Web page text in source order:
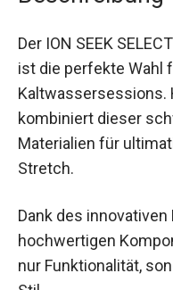
Der ION SEEK
2024 ist die perfekte
Kaltwassersessions.
kombiniert dieser
Materialien für
Stretch.
Dank des innovativen
hochwertigen
nicht nur
Langlebigkeit und Stil.